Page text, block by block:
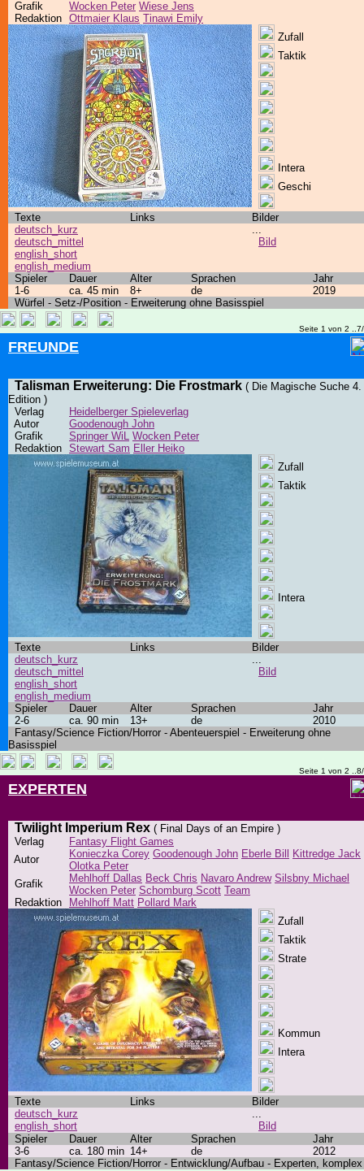
Grafik Wocken Peter Wiese Jens
Redaktion Ottmaier Klaus Tinawi Emily
Zufall
Taktik
Intera
Geschi
Texte Links
Bilder
deutsch_kurz
deutsch_mittel
english_short
english_medium
...
Bild
Spieler Dauer Alter Sprachen
Jahr
1-6
ca. 45 min 8+ de
2019
Würfel - Setz-/Position - Erweiterung ohne Basisspiel
Seite 1 von 2
FREUNDE
Talisman Erweiterung: Die Frostmark ( Die Magische Suche 4.
Edition )
Verlag
Heidelberger Spieleverlag
Autor
Goodenough John
Grafik
Springer WiL Wocken Peter
Redaktion Stewart Sam Eller Heiko
Zufall
Taktik
Intera
Texte Links
Bilder
deutsch_kurz
deutsch_mittel
english_short
english_medium
...
Bild
Spieler Dauer Alter Sprachen
Jahr
2-6
ca. 90 min 13+ de
2010
Fantasy/Science Fiction/Horror - Abenteuerspiel - Erweiterung ohne
Basisspiel
Seite 1 von 2
EXPERTEN
Twilight Imperium Rex ( Final Days of an Empire )
Verlag
Fantasy Flight Games
Autor
Konieczka Corey Goodenough John Eberle Bill
Kittredge Jack
Olotka Peter
Grafik
Mehlhoff Dallas Beck Chris Navaro Andrew Silsbny Michael
Wocken Peter Schomburg Scott Team
Redaktion
Mehlhoff Matt Pollard Mark
Zufall
Taktik
Strate
Kommun
Intera
Texte Links
Bilder
deutsch_kurz
english_short
...
Bild
Spieler
Dauer Alter Sprachen
Jahr
3-6
ca. 180 min 14+ de
2012
Fantasy/Science Fiction/Horror - Entwicklung/Aufbau - Experten, komplex